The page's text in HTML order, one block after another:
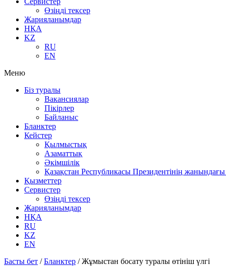
Өзіңді тексер
Жарияланымдар
НҚА
KZ
RU
EN
Меню
Біз туралы
Вакансиялар
Пікірлер
Байланыс
Бланктер
Кейстер
Қылмыстық
Азаматтық
Әкімшілік
Қазақстан Республикасы Президентінің
Қызметтер
Сервистер
Өзіңді тексер
Жарияланымдар
НҚА
RU
KZ
EN
Басты бет /Бланктер /Жұмыстан босату туралы өтініш үлгі